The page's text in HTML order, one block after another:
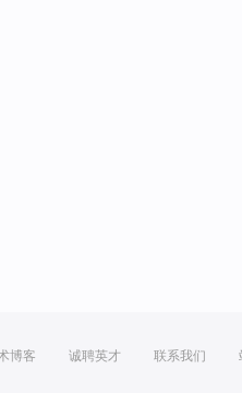
博客 诚聘英才 联系我们